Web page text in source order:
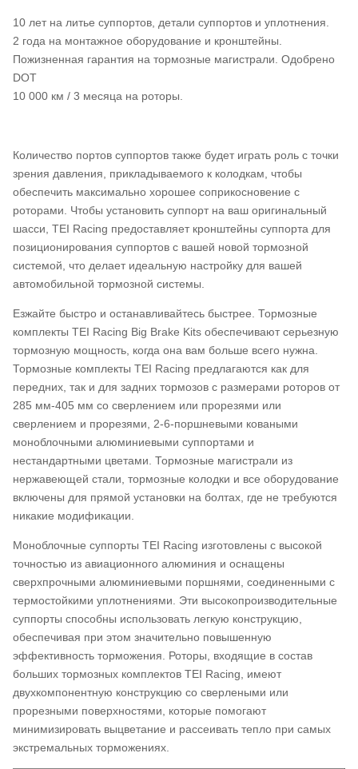
10 лет на литье суппортов, детали суппортов и уплотнения.
2 года на монтажное оборудование и кронштейны.
Пожизненная гарантия на тормозные магистрали. Одобрено
DOT
10 000 км / 3 месяца на роторы.
Количество портов суппортов также будет играть роль с точки
зрения давления, прикладываемого к колодкам, чтобы
обеспечить максимально хорошее соприкосновение с
роторами. Чтобы установить суппорт на ваш оригинальный
шасси, TEI Racing предоставляет кронштейны суппорта для
позиционирования суппортов с вашей новой тормозной
системой, что делает идеальную настройку для вашей
автомобильной тормозной системы.
Езжайте быстро и останавливайтесь быстрее. Тормозные
комплекты TEI Racing Big Brake Kits обеспечивают серьезную
тормозную мощность, когда она вам больше всего нужна.
Тормозные комплекты TEI Racing предлагаются как для
передних, так и для задних тормозов с размерами роторов от
285 мм-405 мм со сверлением или прорезями или
сверлением и прорезями, 2-6-поршневыми коваными
моноблочными алюминиевыми суппортами и
нестандартными цветами. Тормозные магистрали из
нержавеющей стали, тормозные колодки и все оборудование
включены для прямой установки на болтах, где не требуются
никакие модификации.
Моноблочные суппорты TEI Racing изготовлены с высокой
точностью из авиационного алюминия и оснащены
сверхпрочными алюминиевыми поршнями, соединенными с
термостойкими уплотнениями. Эти высокопроизводительные
суппорты способны использовать легкую конструкцию,
обеспечивая при этом значительно повышенную
эффективность торможения. Роторы, входящие в состав
больших тормозных комплектов TEI Racing, имеют
двухкомпонентную конструкцию со сверлеными или
прорезными поверхностями, которые помогают
минимизировать выцветание и рассеивать тепло при самых
экстремальных торможениях.